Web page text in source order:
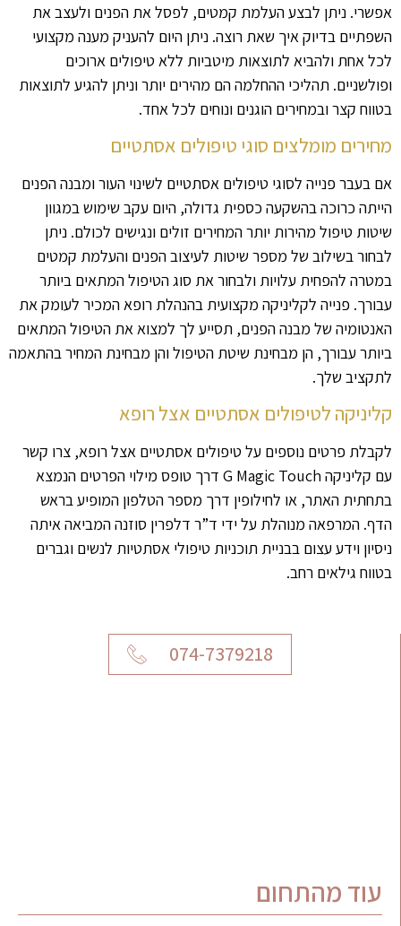
אפשרי. ניתן לבצע העלמת קמטים, לפסל את הפנים ולעצב את
השפתיים בדיוק איך שאת רוצה. ניתן היום להעניק מענה מקצועי
לכל אחת ולהביא לתוצאות מיטביות ללא טיפולים ארוכים
ופולשניים. תהליכי ההחלמה הם מהירים יותר וניתן להגיע לתוצאות
בטווח קצר ובמחירים הוגנים ונוחים לכל אחד.
מחירים מומלצים סוגי טיפולים אסתטיים
אם בעבר פנייה לסוגי טיפולים אסתטיים לשינוי העור ומבנה הפנים
הייתה כרוכה בהשקעה כספית גדולה, היום עקב שימוש במגוון
שיטות טיפול מהירות יותר המחירים זולים ונגישים לכולם. ניתן
לבחור בשילוב של מספר שיטות לעיצוב הפנים והעלמת קמטים
במטרה להפחית עלויות ולבחור את סוג הטיפול המתאים ביותר
עבורך. פנייה לקליניקה מקצועית בהנהלת רופא המכיר לעומק את
האנטומיה של מבנה הפנים, תסייע לך למצוא את הטיפול המתאים
ביותר עבורך, הן מבחינת שיטת הטיפול והן מבחינת המחיר בהתאמה
לתקציב שלך.
קליניקה לטיפולים אסתטיים אצל רופא
לקבלת פרטים נוספים על טיפולים אסתטיים אצל רופא, צרו קשר
עם קליניקה G Magic Touch דרך טופס מילוי הפרטים הנמצא
בתחתית האתר, או לחילופין דרך מספר הטלפון המופיע בראש
הדף. המרפאה מנוהלת על ידי ד”ר דלפרין סוזנה המביאה איתה
ניסיון וידע עצום בבניית תוכניות טיפולי אסתטיות לנשים וגברים
בטווח גילאים רחב.
074-7379218
עוד מהתחום